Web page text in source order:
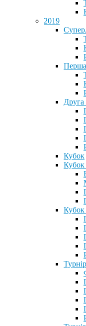
2019
Перша
Друга
Кубок
Кубок
Кубок